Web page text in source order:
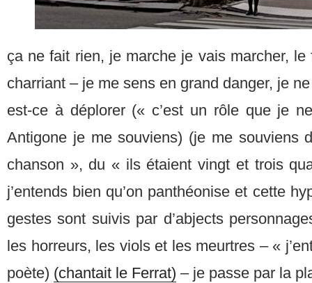
ça ne fait rien, je marche je vais marcher,
charriant – je me sens en grand danger, je
est-ce à déplorer (« c’est un rôle que je
Antigone je me souviens) (je me souviens
chanson », du « ils étaient vingt et trois
j’entends bien qu’on panthéonise et cette
gestes sont suivis par d’abjects
les horreurs, les viols et les meurtres – «
poète) (chantait le Ferrat) – je passe par la